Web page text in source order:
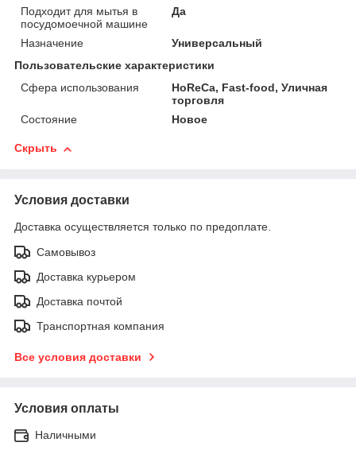
Подходит для мытья в
посудомоечной машине
Да
Назначение
Универсальный
Пользовательские характеристики
Сфера использования
HoReCa, Fast-food, Уличная
торговля
Состояние
Новое
Скрыть
Условия доставки
Доставка осуществляется только по предоплате.
Самовывоз
Доставка курьером
Доставка почтой
Транспортная компания
Все условия доставки
Условия оплаты
Наличными